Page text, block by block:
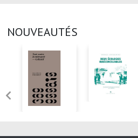
NOUVEAUTÉS